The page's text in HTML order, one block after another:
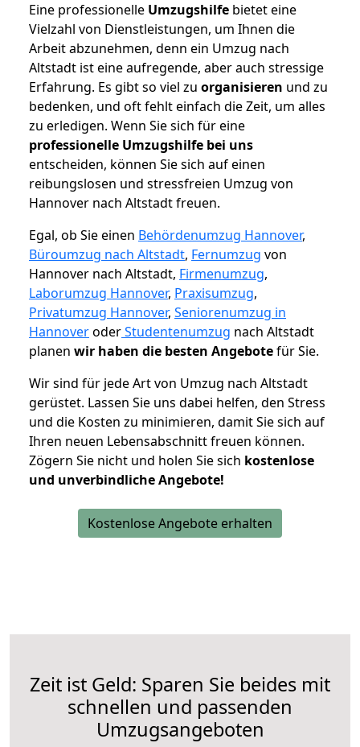
Eine professionelle Umzugshilfe bietet eine
Vielzahl von Dienstleistungen, um Ihnen die
Arbeit abzunehmen, denn ein Umzug nach
Altstadt ist eine aufregende, aber auch stressige
Erfahrung. Es gibt so viel zu organisieren und zu
bedenken, und oft fehlt einfach die Zeit, um alles
zu erledigen. Wenn Sie sich für eine
professionelle Umzugshilfe bei uns
entscheiden, können Sie sich auf einen
reibungslosen und stressfreien Umzug von
Hannover nach Altstadt freuen.
Egal, ob Sie einen Behördenumzug Hannover,
Büroumzug nach Altstadt, Fernumzug von
Hannover nach Altstadt, Firmenumzug,
Laborumzug Hannover, Praxisumzug,
Privatumzug Hannover, Seniorenumzug in
HannoveroderStudentenumzug nach Altstadt
planen wir haben die besten Angebotefür Sie.
Wir sind für jede Art von Umzug nach Altstadt
gerüstet. Lassen Sie uns dabei helfen, den Stress
und die Kosten zu minimieren, damit Sie sich auf
Ihren neuen Lebensabschnitt freuen können.
Zögern Sie nicht und holen Sie sich kostenlose
und unverbindliche Angebote!
Kostenlose Angebote erhalten
Zeit ist Geld: Sparen Sie beides mit
schnellen und passenden
Umzugsangeboten